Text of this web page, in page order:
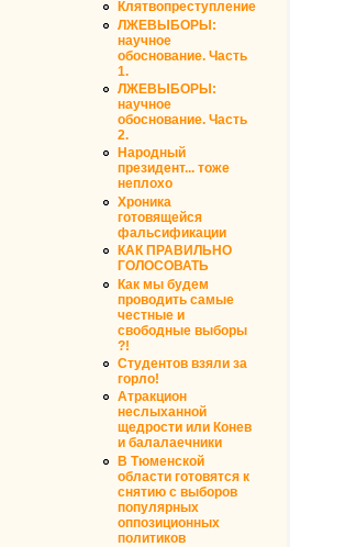
Клятвопреступление
ЛЖЕВЫБОРЫ:
научное
обоснование. Часть
1.
ЛЖЕВЫБОРЫ:
научное
обоснование. Часть
2.
Народный
президент... тоже
неплохо
Хроника
готовящейся
фальсификации
КАК ПРАВИЛЬНО
ГОЛОСОВАТЬ
Как мы будем
проводить самые
честные и
свободные выборы
?!
Студентов взяли за
горло!
Атракцион
неслыханной
щедрости или Конев
и балалаечники
В Тюменской
области готовятся к
снятию с выборов
популярных
оппозиционных
политиков